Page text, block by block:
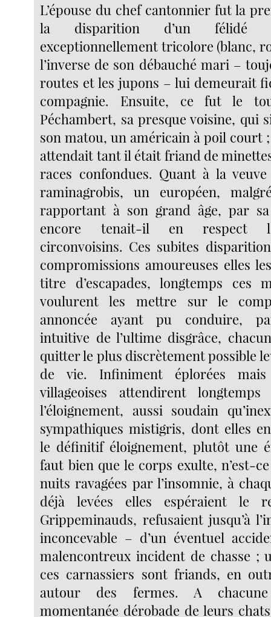
L’épouse du chef cantonnier fut la
la disparition d’un félidé
exceptionnellement tricolore (blanc,
l’inverse de son débauché mari –
routes et les jupons – lui demeurait
compagnie. Ensuite, ce fut le
Péchambert, sa presque voisine, qui
son matou, un américain à poil court ;
attendait tant il était friand de
races confondues. Quant à la
raminagrobis, un européen,
rapportant à son grand âge, par
encore tenait-il en respect
circonvoisins. Ces subites
compromissions amoureuses elles
titre d’escapades, longtemps ces
voulurent les mettre sur le
annoncée ayant pu conduire,
intuitive de l’ultime disgrâce,
quitter le plus discrètement possible
de vie. Infiniment éplorées
villageoises attendirent longtemps
l’éloignement, aussi soudain
sympathiques mistigris, dont elles
le définitif éloignement, plutôt une
faut bien que le corps exulte, n’est-
nuits ravagées par l’insomnie, à
déjà levées elles espéraient le
Grippeminauds, refusaient jusqu’à
inconcevable – d’un éventuel
malencontreux incident de chasse ;
ces carnassiers sont friands, en
autour des fermes. A chacune
momentanée dérobade de leurs